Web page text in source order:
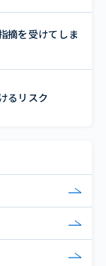
摘を受けてしま
るリスク